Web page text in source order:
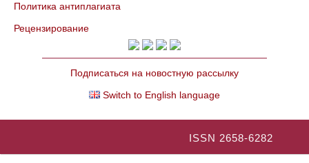
Политика антиплагиата
Рецензирование
Подписаться на новостную рассылку
Switch to English language
ISSN 2658-6282